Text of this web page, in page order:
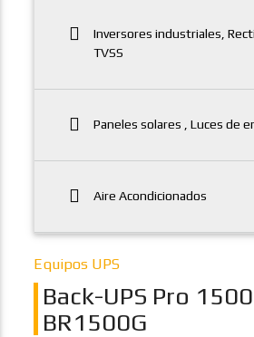
Inversores industriales,
TVSS
Paneles solares , Luces de
Aire Acondicionados
Equipos UPS
Back-UPS Pro
BR1500G